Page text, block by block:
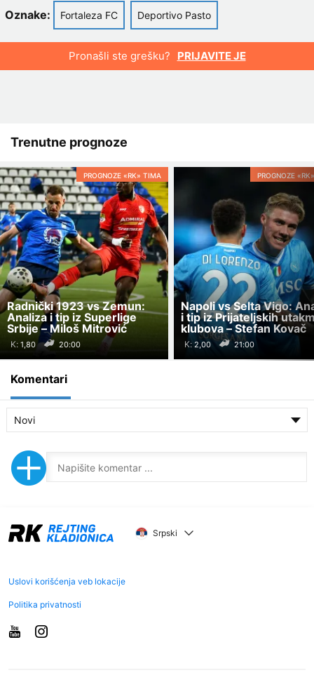
Oznake: Fortaleza FC Deportivo Pasto
Pronašli ste grešku? PRIJAVITE JE
Trenutne prognoze
PROGNOZE «RK» TIMA
Radnički 1923 vs Zemun:
Analiza i tip iz Superlige
Srbije – Miloš Mitrović
K: 20:00
PROGNOZE
Napoli vs Selta Vigo:
i tip iz Prijateljskih
klubova – Stefan Kovač
K: 21:00
Komentari
Novi
Srpski
Uslovi korišćenja veb lokacije
Politika privatnosti